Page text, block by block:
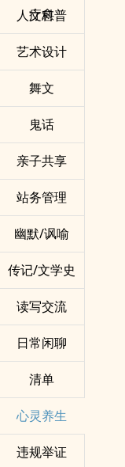
疗愈
人文科普
艺术设计
舞文
鬼话
亲子共享
站务管理
幽默/讽喻
传记/文学史
读写交流
日常闲聊
清单
心灵养生
违规举证